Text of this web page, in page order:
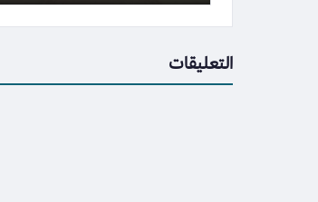
التعليقات